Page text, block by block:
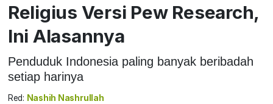
Religius Versi Pew Research,
Ini Alasannya
Penduduk Indonesia paling banyak beribadah
setiap harinya
Red: Nashih Nashrullah